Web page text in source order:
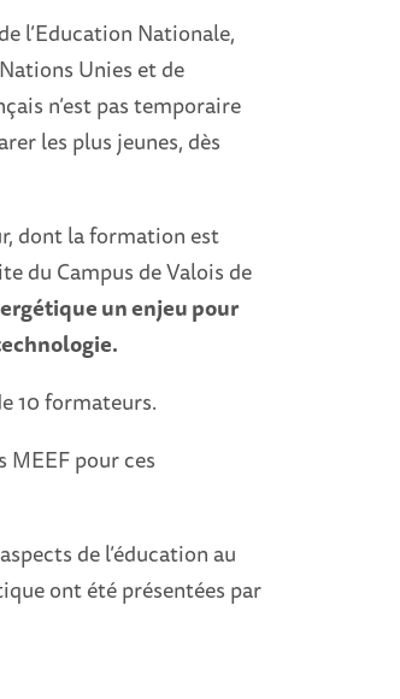
l’Education Nationale,
Unies et de
n’est pas temporaire
les plus jeunes, dès
dont la formation est
du Campus de Valois de
un enjeu pour
10 formateurs.
MEEF pour ces
de l’éducation au
ont été présentées par